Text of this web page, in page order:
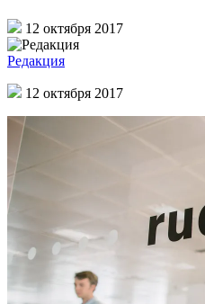
12 октября 2017
Редакция
12 октября 2017